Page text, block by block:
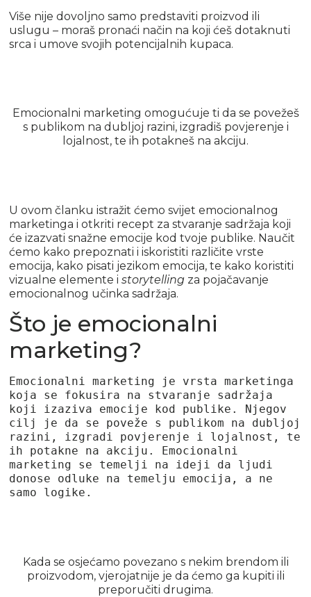
Više nije dovoljno samo predstaviti proizvod ili
uslugu – moraš pronaći način na koji ćeš dotaknuti
srca i umove svojih potencijalnih kupaca.
Emocionalni marketing omogućuje ti da se povežeš
s publikom na dubljoj razini, izgradiš povjerenje i
lojalnost, te ih potakneš na akciju.
U ovom članku istražit ćemo svijet emocionalnog
marketinga i otkriti recept za stvaranje sadržaja koji
će izazvati snažne emocije kod tvoje publike. Naučit
ćemo kako prepoznati i iskoristiti različite vrste
emocija, kako pisati jezikom emocija, te kako koristiti
vizualne elemente istorytelling za pojačavanje
emocionalnog učinka sadržaja.
Što je emocionalni
marketing?
Emocionalni marketing je vrsta marketinga
koja se fokusira na stvaranje sadržaja
koji izaziva emocije kod publike. Njegov
cilj je da se poveže s publikom na dubljoj
razini, izgradi povjerenje i lojalnost, te
ih potakne na akciju. Emocionalni
marketing se temelji na ideji da ljudi
donose odluke na temelju emocija, a ne
samo logike.
Kada se osjećamo povezano s nekim brendom ili
proizvodom, vjerojatnije je da ćemo ga kupiti ili
preporučiti drugima.